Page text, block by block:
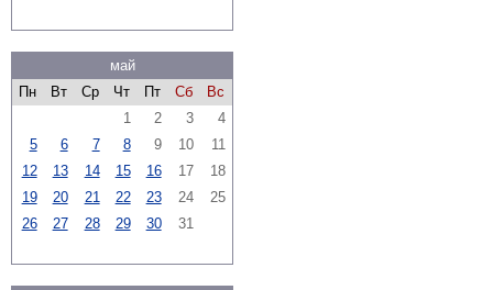
май
Пн
Вт Ср Чт Пт Сб
Вс
1
2 3
4
5
6 7 8 9 10
11
12
13 14 15 16 17
18
19
20 21 22 23 24
25
26
27 28 29 30 31